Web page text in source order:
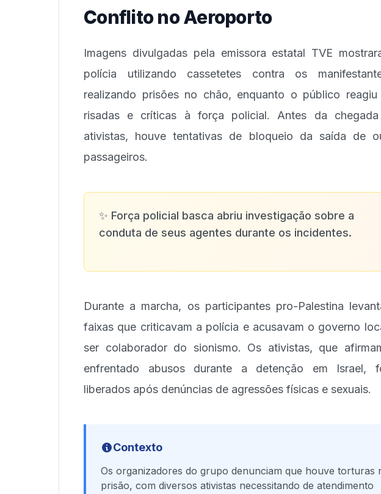
Conflito no Aeroporto
Imagens divulgadas pela emissora estatal TVE
polícia utilizando cassetetes contra os
realizando prisões no chão, enquanto o público reagiu
risadas e críticas à força policial. Antes da
ativistas, houve tentativas de bloqueio da saída de
passageiros.
✨ Força policial basca abriu investigação sobre a
conduta de seus agentes durante os incidentes.
Durante a marcha, os participantes pro-Palestina
faixas que criticavam a polícia e acusavam o governo
ser colaborador do sionismo. Os ativistas, que
enfrentado abusos durante a detenção em Israel,
liberados após denúncias de agressões físicas e sexuais.
Contexto
Os organizadores do grupo denunciam que houve torturas
prisão, com diversos ativistas necessitando de atendimento